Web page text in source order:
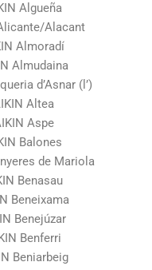
Algueña
Alacant
Almoradí
Almudaina
d’Asnar (l’)
Altea
Aspe
Balones
de Mariola
Benasau
Beneixama
Benejúzar
Benferri
Beniarbeig